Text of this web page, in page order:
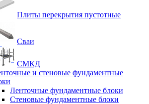
Плиты перекрытия пустотные
Сваи
СМКД
и стеновые фундаментные
Ленточные фундаментные блоки
Стеновые фундаментные блоки